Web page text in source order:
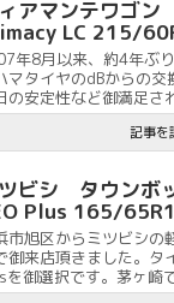
アマンテワゴ
LC 215/
年8月以来、約4年ぶ
マタイヤのdBからの
の安定性など御満足さ
記事を
ビシ タウン
Plus 165/
市旭区からミツビシ
御来店頂きました。
を御選択です。茅ヶ崎